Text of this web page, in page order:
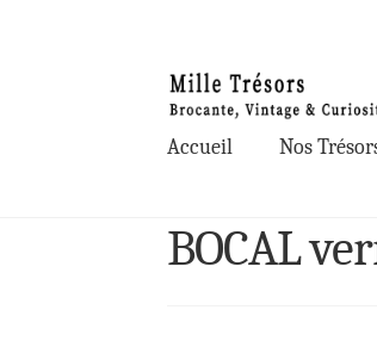
à
la
navigation
au
contenu
Accueil Nos
BOCAL